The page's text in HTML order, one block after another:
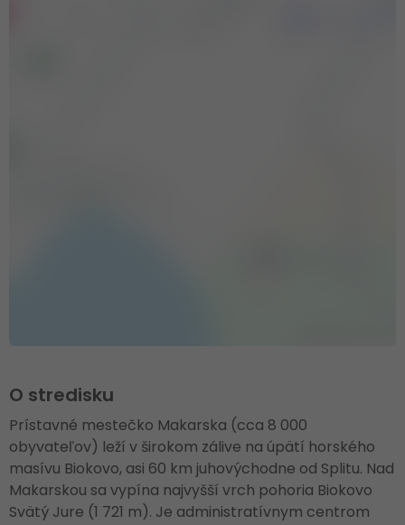
O stredisku
Prístavné mestečko Makarska (cca 8 000
obyvateľov) leží v širokom zálive na úpätí horského
masívu Biokovo, asi 60 km juhovýchodne od Splitu. Nad
Makarskou sa vypína najvyšší vrch pohoria Biokovo
Svätý Jure (1 721 m). Je administratívnym centrom